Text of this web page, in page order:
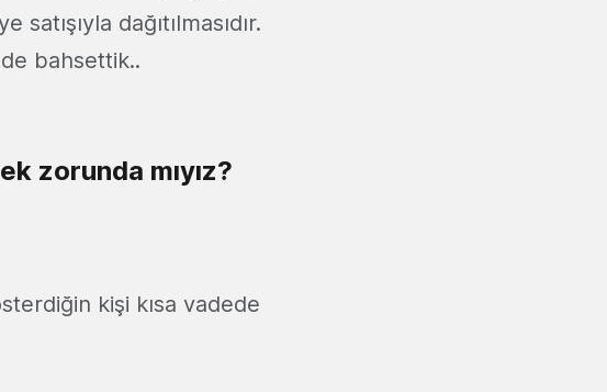
dağıtılmasıdır.
bahsettik..
zorunda mıyız?
kişi kısa vadede